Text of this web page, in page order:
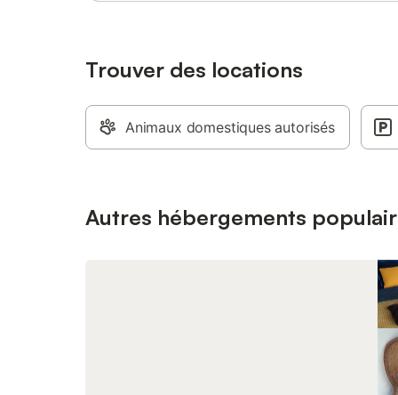
Trouver des locations
Animaux domestiques autorisés
Autres hébergements